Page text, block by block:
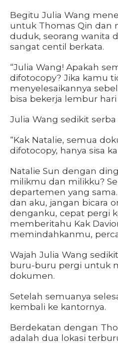
Begitu Julia Wang
untuk Thomas Qin dan
duduk, seorang wanita
sangat centil berkata.
“Julia Wang! Apakah
difotocopy? Jika kamu
menyelesaikannya
bisa bekerja lembur hari
Julia Wang sedikit
“Kak Natalie, semua
difotocopy, hanya sisa
Natalie Sun dengan
milikmu dan milikku?
departemen yang
dan aku, jangan bicara
denganku, cepat pergi
memberitahu Kak
memindahkanmu,
Wajah Julia Wang
buru-buru pergi untuk
dokumen.
Setelah semuanya
kembali ke kantornya.
Berdekatan dengan
adalah dua lokasi